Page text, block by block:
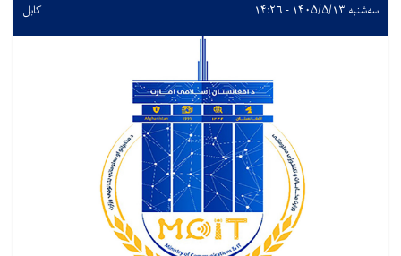
سه‌شنبه ۱۴۰۵/۵/۱۳ - ۱۴:۲۶ کابل